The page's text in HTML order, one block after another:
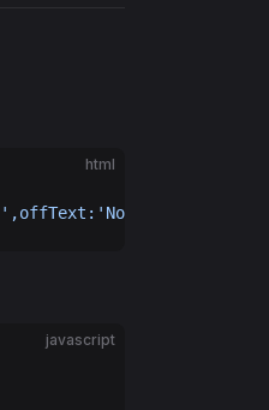
html
javascript